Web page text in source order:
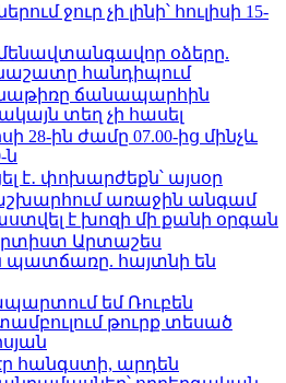
ջուր չի լինի՝ հուլիսի 15-
օձերը.
հանդիպում
ճանապարհին
տեղ չի հասել
28-ին ժամը 07.00-ից մինչև
ն
է․ փոխարժեքն՝ այսօր
առաջին անգամ
է խոզի մի քանի օրգան
Արտաշես
պատճառը. հայտնի են
եմ Ռուբեն
թուրք տեսած
հանգստի, արդեն